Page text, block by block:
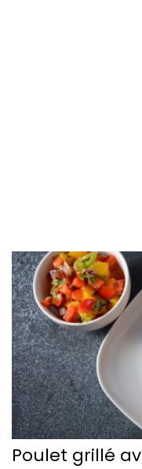
Poulet grillé